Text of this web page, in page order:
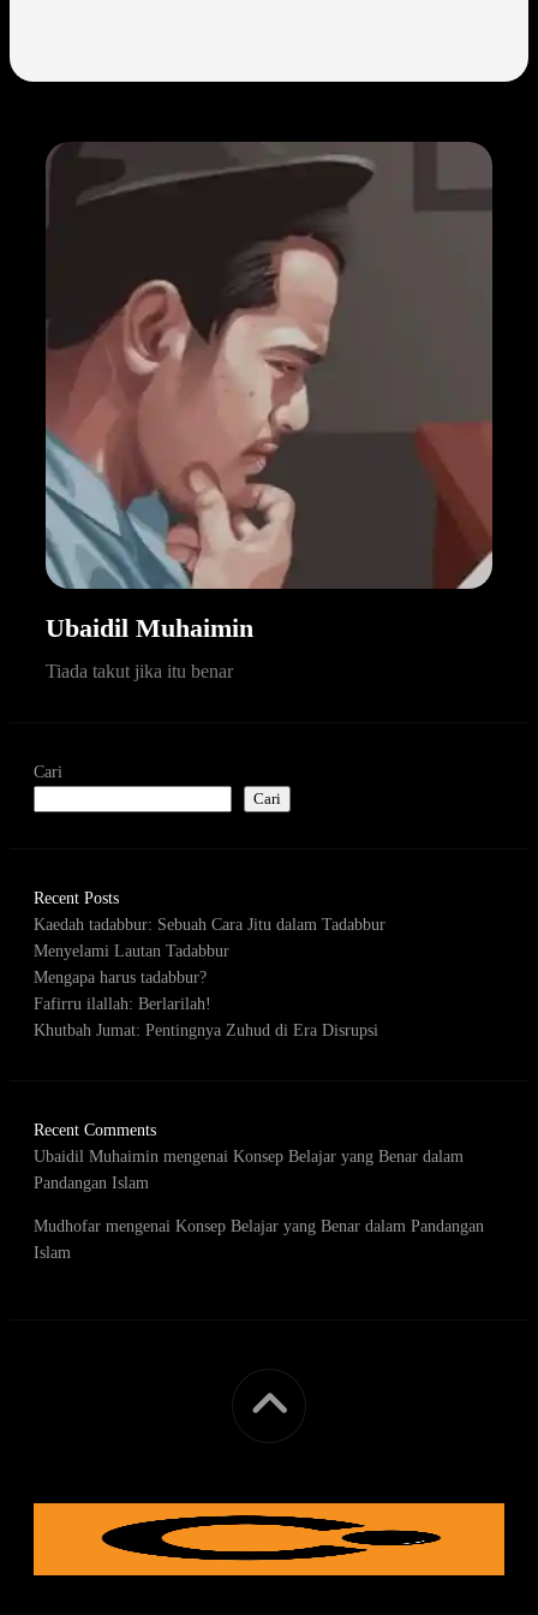
Ubaidil Muhaimin
Tiada takut jika itu benar
Cari
Cari
Recent Posts
Kaedah tadabbur: Sebuah Cara Jitu dalam Tadabbur
Menyelami Lautan Tadabbur
Mengapa harus tadabbur?
Fafirru ilallah: Berlarilah!
Khutbah Jumat: Pentingnya Zuhud di Era Disrupsi
Recent Comments
Ubaidil Muhaimin mengenai Konsep Belajar yang Benar dalam
Pandangan Islam
Mudhofar mengenai Konsep Belajar yang Benar dalam Pandangan
Islam